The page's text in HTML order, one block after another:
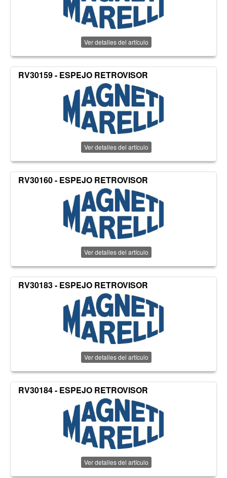
Ver detalles del artículo
RV30159 - ESPEJO RETROVISOR
Ver detalles del artículo
RV30160 - ESPEJO RETROVISOR
Ver detalles del artículo
RV30183 - ESPEJO RETROVISOR
Ver detalles del artículo
RV30184 - ESPEJO RETROVISOR
Ver detalles del artículo